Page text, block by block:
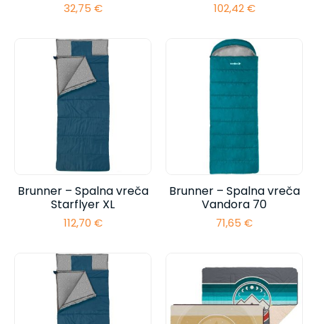
32,75 € 102,42€
Brunner – Spalna vreča
Starflyer XL
112,70 €
Brunner – Spalna vreča
Vandora 70
71,65 €